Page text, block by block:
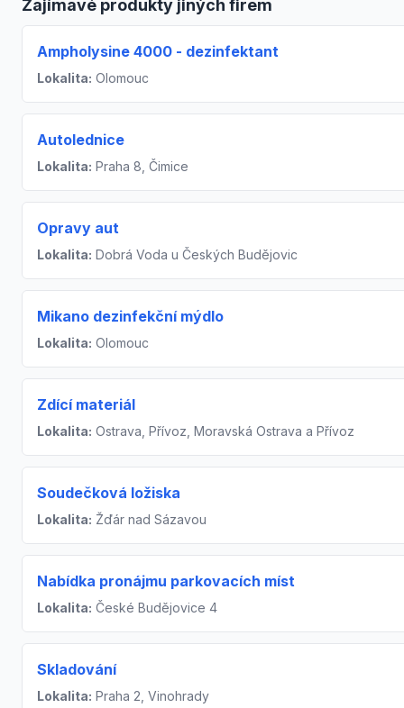
Zajímavé produkty jiných firem
Ampholysine 4000 - dezinfektant
Lokalita: Olomouc
Autolednice
Lokalita: Praha 8, Čimice
Opravy aut
Lokalita: Dobrá Voda u Českých Budějovic
Mikano dezinfekční mýdlo
Lokalita: Olomouc
Zdící materiál
Lokalita: Ostrava, Přívoz, Moravská Ostrava a Přívoz
Soudečková ložiska
Lokalita: Žďár nad Sázavou
Nabídka pronájmu parkovacích míst
Lokalita: České Budějovice 4
Skladování
Lokalita: Praha 2, Vinohrady